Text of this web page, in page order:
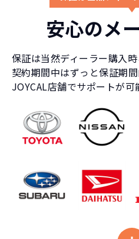
安心のメ
保証は当然ディーラー購入時
契約期間中はずっと保証期
JOYCAL店舗でサポートが可